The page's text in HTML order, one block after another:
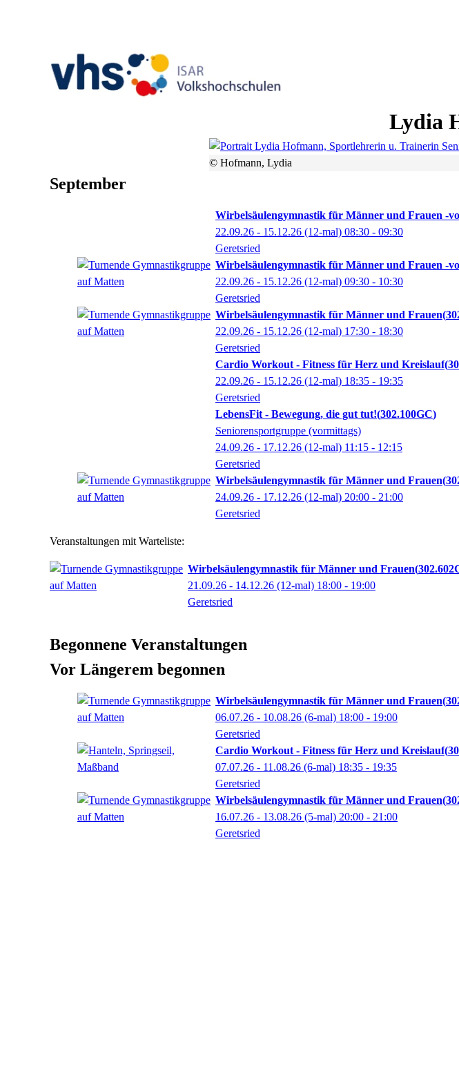
Lydia
© Hofmann, Lydia
September
Wirbelsäulengymnastik für Männer und Frauen -
22.09.26 - 15.12.26 (12-mal) 08:30 - 09:30
Geretsried
Wirbelsäulengymnastik für Männer und Frauen -
22.09.26 - 15.12.26 (12-mal) 09:30 - 10:30
Geretsried
Wirbelsäulengymnastik für Männer und Frauen
22.09.26 - 15.12.26 (12-mal) 17:30 - 18:30
Geretsried
Cardio Workout - Fitness für Herz und Kreislauf
22.09.26 - 15.12.26 (12-mal) 18:35 - 19:35
Geretsried
LebensFit - Bewegung, die gut tut! 302.100GC
Seniorensportgruppe (vormittags)
24.09.26 - 17.12.26 (12-mal) 11:15 - 12:15
Geretsried
Wirbelsäulengymnastik für Männer und Frauen
24.09.26 - 17.12.26 (12-mal) 20:00 - 21:00
Geretsried
Veranstaltungen mit Warteliste:
Wirbelsäulengymnastik für Männer und Frauen
21.09.26 - 14.12.26 (12-mal) 18:00 - 19:00
Geretsried
Begonnene Veranstaltungen
Vor Längerem begonnen
Wirbelsäulengymnastik für Männer und Frauen
06.07.26 - 10.08.26 (6-mal) 18:00 - 19:00
Geretsried
Cardio Workout - Fitness für Herz und Kreislauf
07.07.26 - 11.08.26 (6-mal) 18:35 - 19:35
Geretsried
Wirbelsäulengymnastik für Männer und Frauen
16.07.26 - 13.08.26 (5-mal) 20:00 - 21:00
Geretsried